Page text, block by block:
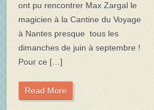
ont pu rencontrer Max Zargal le
magicien à la Cantine du Voyage
à Nantes presque tous les
dimanches de juin à septembre !
Pour ce […]
Read More